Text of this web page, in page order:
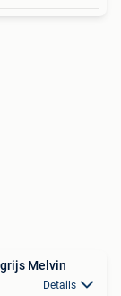
Melvin
Details